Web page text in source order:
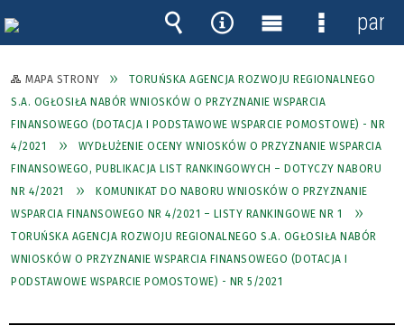
MAPA STRONY
TORUŃSKA AGENCJA ROZWOJU REGIONALNEGO
S.A. OGŁOSIŁA NABÓR WNIOSKÓW O PRZYZNANIE WSPARCIA
FINANSOWEGO (DOTACJA I PODSTAWOWE WSPARCIE POMOSTOWE) - NR
4/2021
WYDŁUŻENIE OCENY WNIOSKÓW O PRZYZNANIE WSPARCIA
FINANSOWEGO, PUBLIKACJA LIST RANKINGOWYCH – DOTYCZY NABORU
NR 4/2021
KOMUNIKAT DO NABORU WNIOSKÓW O PRZYZNANIE
WSPARCIA FINANSOWEGO NR 4/2021 – LISTY RANKINGOWE NR 1
TORUŃSKA AGENCJA ROZWOJU REGIONALNEGO S.A. OGŁOSIŁA NABÓR
WNIOSKÓW O PRZYZNANIE WSPARCIA FINANSOWEGO (DOTACJA I
PODSTAWOWE WSPARCIE POMOSTOWE) - NR 5/2021
Wyszukiwarka
Narzędzia
Menu
główne
Menu
panel